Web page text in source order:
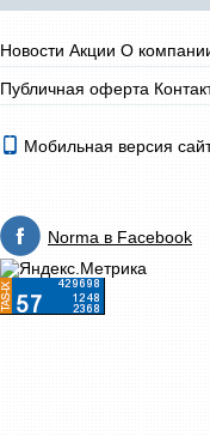
Новости Акции О
Публичная оферта
Мобильная версия
Norma в Facebook